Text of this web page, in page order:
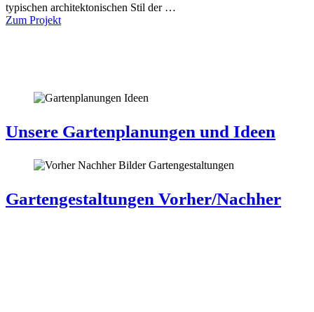
typischen architektonischen Stil der …
Zum Projekt
Unsere Gartenplanungen und Ideen
Gartengestaltungen Vorher/Nachher